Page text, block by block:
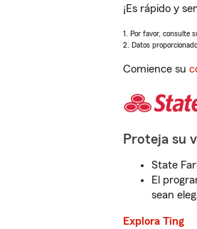
¡Es rápido y
1. Por favor, consulte
2. Datos
Comience su
Proteja su
State
El
sean
Explora Ting